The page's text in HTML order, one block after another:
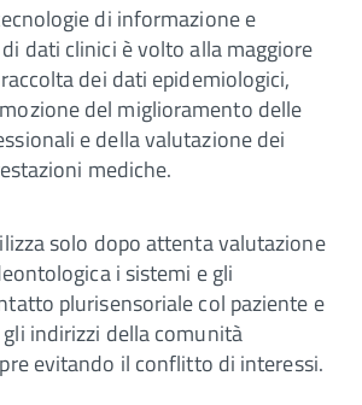
di informazione e
dati clinici è volto alla maggiore
dei dati epidemiologici,
del miglioramento delle
e della valutazione dei
mediche.
solo dopo attenta valutazione
i sistemi e gli
plurisensoriale col paziente e
indirizzi della comunità
evitando il conflitto di interessi.